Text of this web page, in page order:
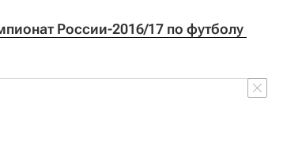
России-2016/17 по футболу